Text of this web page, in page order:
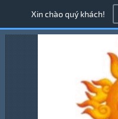
Xin chào quý khách!